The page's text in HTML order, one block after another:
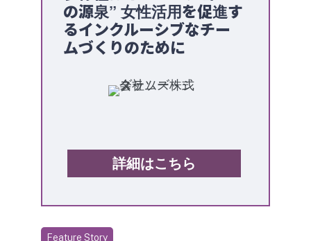
の源泉” 女性活用を促進す
るインクルーシブなチー
ムづくりのために
詳細はこちら